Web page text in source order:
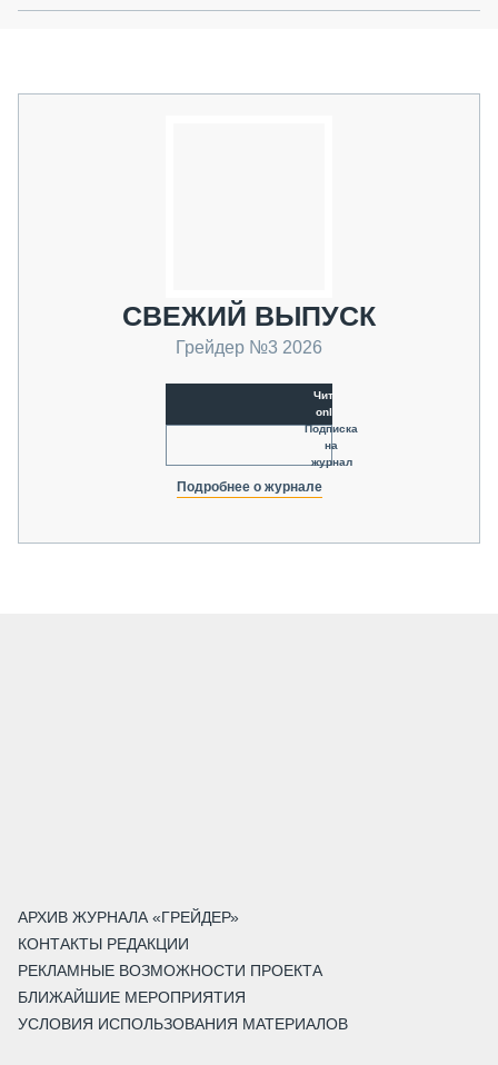
СВЕЖИЙ ВЫПУСК
Грейдер №3 2026
Читать
online
Подписка
на
журнал
Подробнее о журнале
АРХИВ ЖУРНАЛА «ГРЕЙДЕР»
КОНТАКТЫ РЕДАКЦИИ
РЕКЛАМНЫЕ ВОЗМОЖНОСТИ ПРОЕКТА
БЛИЖАЙШИЕ МЕРОПРИЯТИЯ
УСЛОВИЯ ИСПОЛЬЗОВАНИЯ МАТЕРИАЛОВ